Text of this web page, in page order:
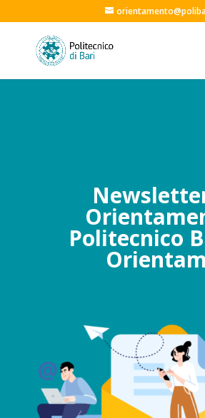
Politecnico